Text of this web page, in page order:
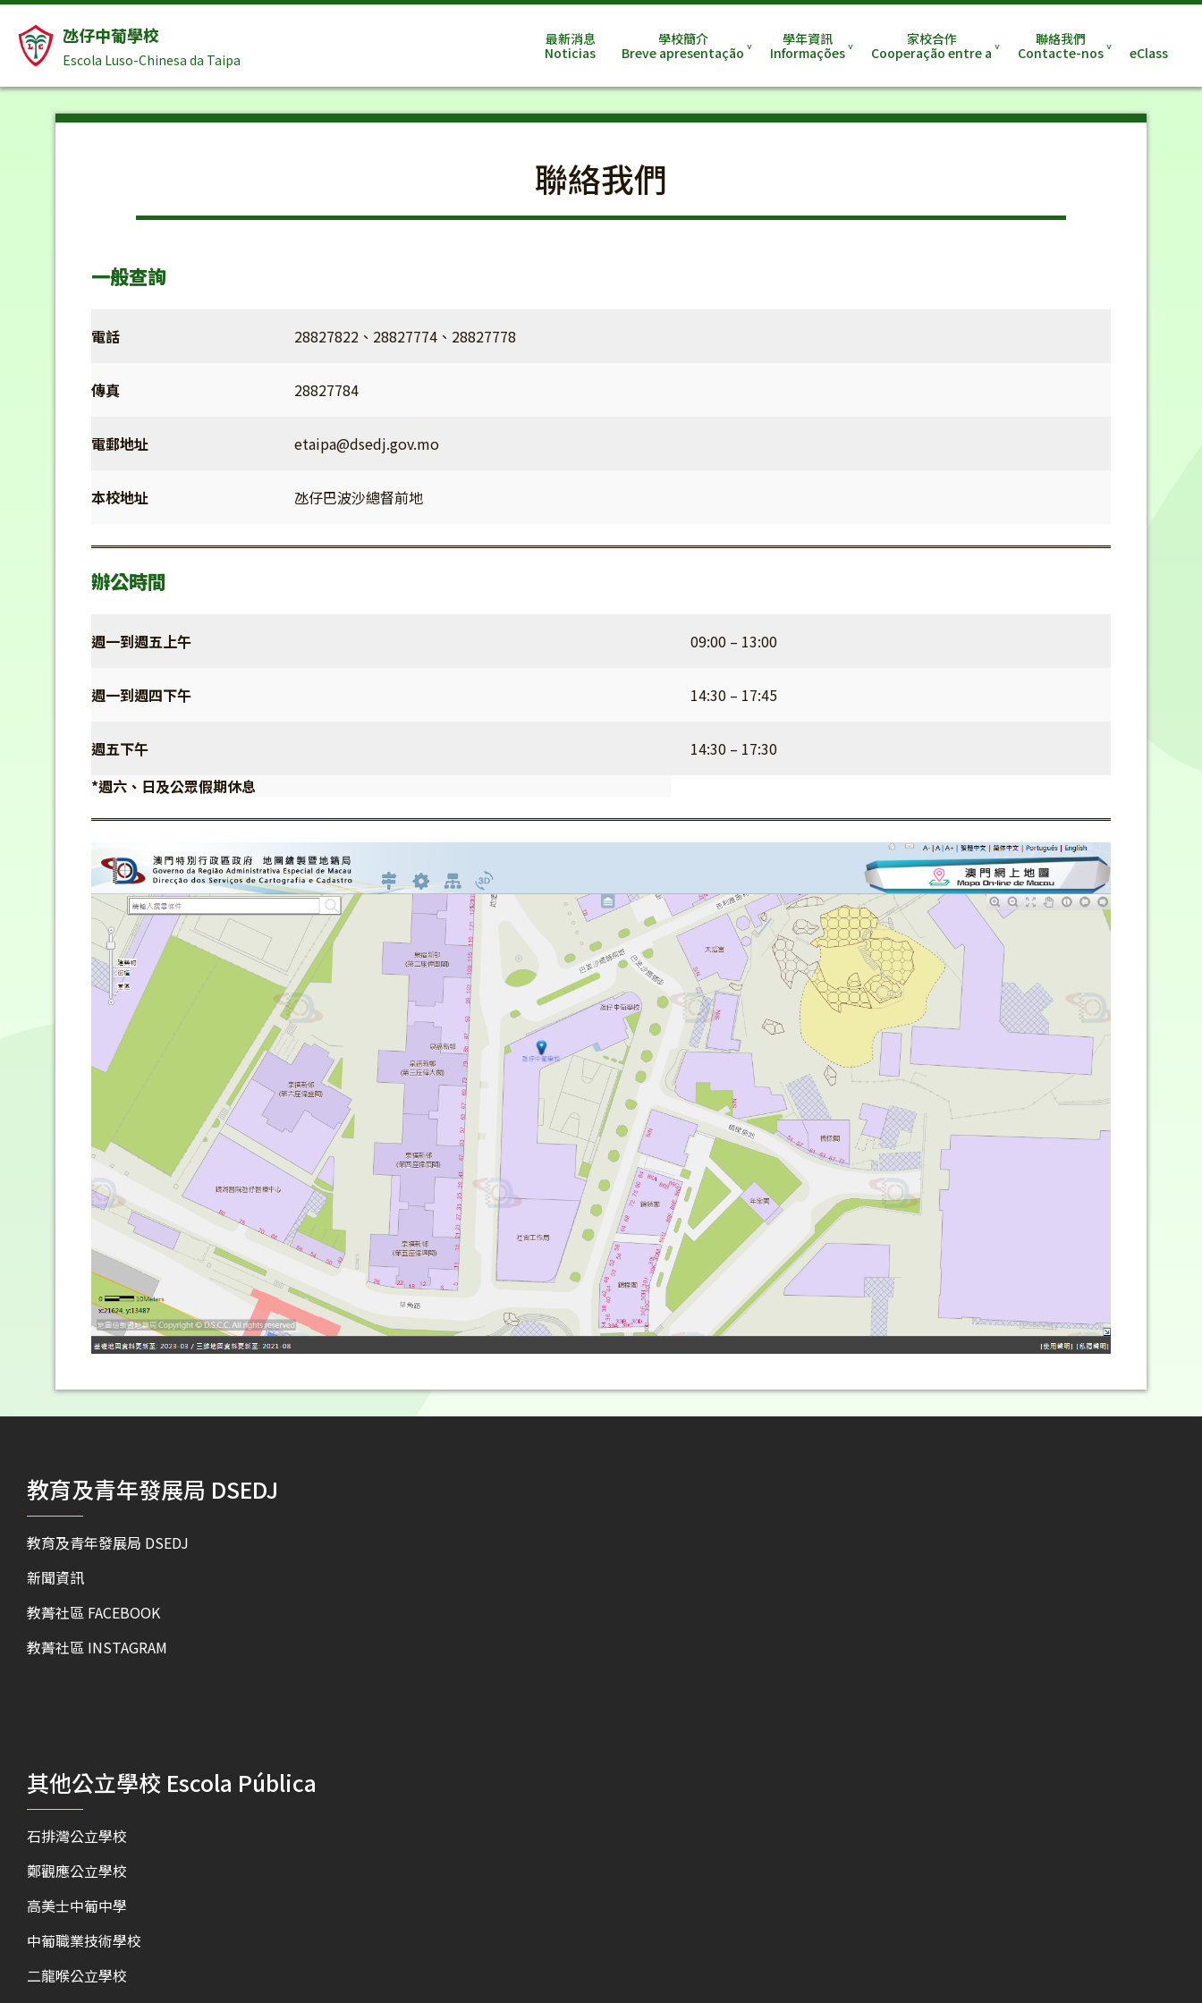
氹仔中葡學校
Escola Luso-Chinesa da Taipa
最新消息
Noticias
學校簡介
Breve apresentação
學年資訊
Informações
家校合作
Cooperação entre a
聯絡我們
Contacte-nos
eClass
聯絡我們
一般查詢
電話 28827822、28827774、28827778
傳真 28827784
電郵地址 etaipa@dsedj.gov.mo
本校地址 氹仔巴波沙總督前地
辦公時間
週一到週五上午 09:00 – 13:00
週一到週四下午 14:30 – 17:45
週五下午
14:30 – 17:30
*週六、日及公眾假期休息
教育及青年發展局 DSEDJ
教育及青年發展局 DSEDJ
新聞資訊
教菁社區 FACEBOOK
教菁社區 INSTAGRAM
其他公立學校 Escola Pública
石排灣公立學校
鄭觀應公立學校
高美士中葡中學
中葡職業技術學校
二龍喉公立學校